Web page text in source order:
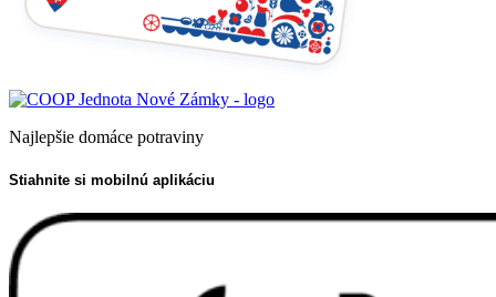
Najlepšie domáce potraviny
Stiahnite si mobilnú aplikáciu